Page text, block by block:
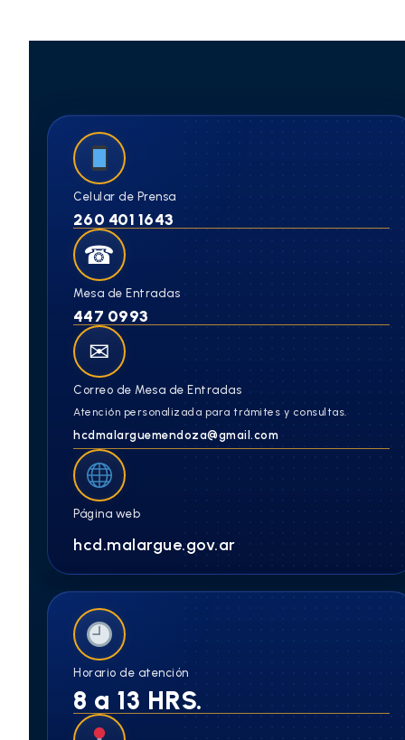
Celular de Prensa
260 401 1643
☎
Mesa de Entradas
447 0993
✉
Correo de Mesa de Entradas
Atención personalizada para trámites y consultas.
hcdmalarguemendoza@gmail.com
Página web
hcd.malargue.gov.ar
Horario de atención
8 a 13 HRS.